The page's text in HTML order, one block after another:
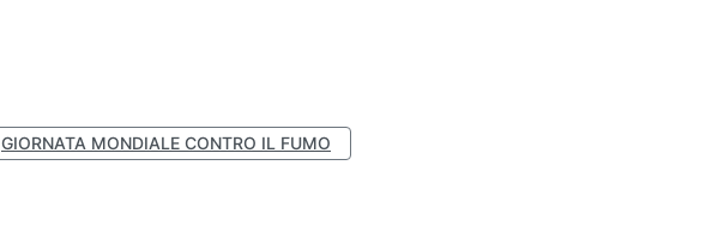
GIORNATA MONDIALE CONTRO IL FUMO